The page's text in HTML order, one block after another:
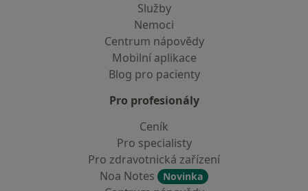
Služby
Nemoci
Centrum nápovědy
Mobilní aplikace
Blog pro pacienty
Pro profesionály
Ceník
Pro specialisty
Pro zdravotnická zařízení
Noa Notes
Novinka